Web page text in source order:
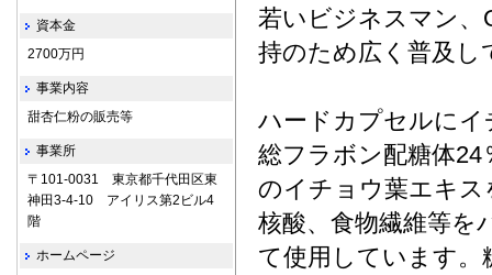
若いビジネスマン、
持のため広く普及し
ハードカプセルにイ
総フラボン配糖体
のイチョウ葉エキ
核酸、食物繊維等を
て使用しています
資本金
2700万円
事業内容
甜杏仁粉の販売等
事業所
〒101-0031 東京都千代田区東
神田3-4-10 アイリス第2ビル4
階
ホームページ